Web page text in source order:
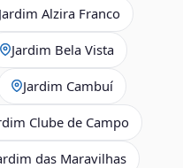
Jardim Alzira Franco
Jardim Bela Vista
Jardim Cambuí
Clube de Campo
das Maravilhas